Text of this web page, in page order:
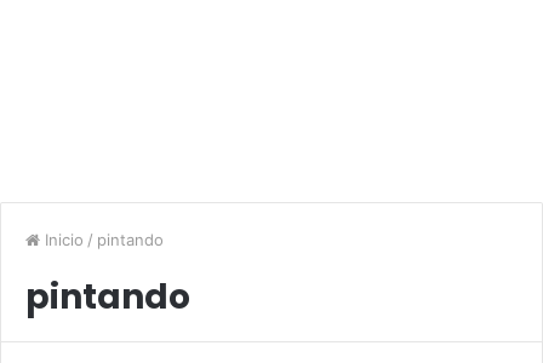
Inicio / pintando
pintando